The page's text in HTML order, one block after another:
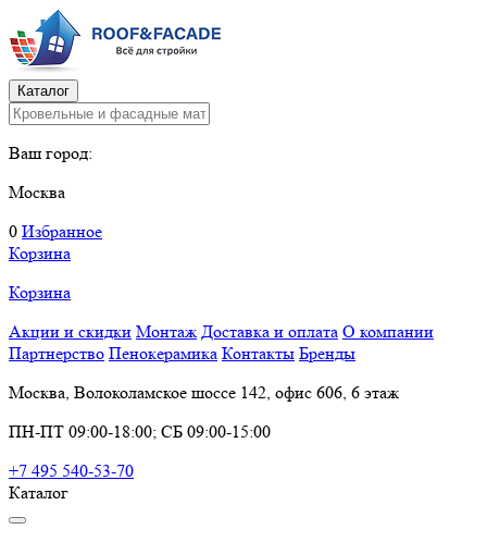
Каталог
Ваш город:
Москва
0 Избранное
Корзина
Корзина
Акции и скидки Монтаж Доставка и оплата О компании
Партнерство Пенокерамика Контакты Бренды
Москва, Волоколамское шоссе 142, офис 606, 6 этаж
ПН-ПТ 09:00-18:00; СБ 09:00-15:00
+7 495 540-53-70
Каталог